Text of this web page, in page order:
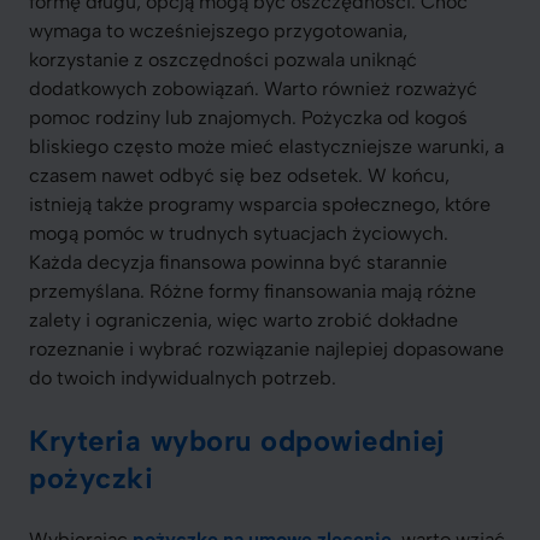
wymaga to wcześniejszego przygotowania,
korzystanie z oszczędności pozwala uniknąć
dodatkowych zobowiązań. Warto również rozważyć
pomoc rodziny lub znajomych. Pożyczka od kogoś
bliskiego często może mieć elastyczniejsze warunki, a
czasem nawet odbyć się bez odsetek. W końcu,
istnieją także programy wsparcia społecznego, które
mogą pomóc w trudnych sytuacjach życiowych.
Każda decyzja finansowa powinna być starannie
przemyślana. Różne formy finansowania mają różne
zalety i ograniczenia, więc warto zrobić dokładne
rozeznanie i wybrać rozwiązanie najlepiej dopasowane
do twoich indywidualnych potrzeb.
Kryteria wyboru odpowiedniej
pożyczki